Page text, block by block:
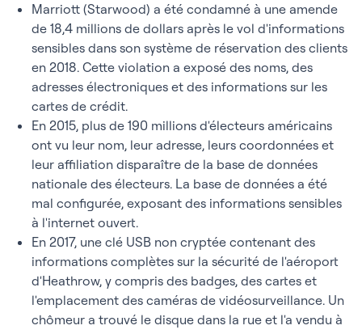
Marriott (Starwood) a été condamné à une amende
de 18,4 millions de dollars après le vol d'informations
sensibles dans son système de réservation des clients
en 2018. Cette violation a exposé des noms, des
adresses électroniques et des informations sur les
cartes de crédit.
En 2015, plus de 190 millions d'électeurs américains
ont vu leur nom, leur adresse, leurs coordonnées et
leur affiliation disparaître de la base de données
nationale des électeurs. La base de données a été
mal configurée, exposant des informations sensibles
à l'internet ouvert.
En 2017, une clé USB non cryptée contenant des
informations complètes sur la sécurité de l'aéroport
d'Heathrow, y compris des badges, des cartes et
l'emplacement des caméras de vidéosurveillance. Un
chômeur a trouvé le disque dans la rue et l'a vendu à